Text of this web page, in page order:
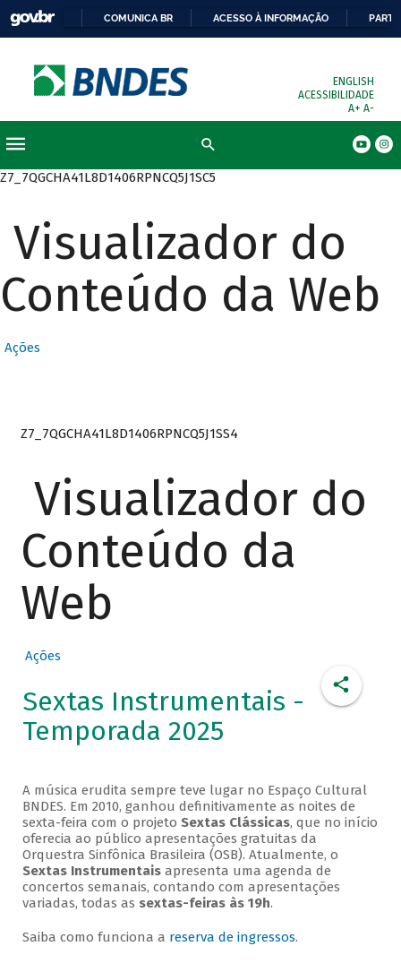
COMUNICA BR ACESSO À INFORMAÇÃO
ENGLISH
ACESSIBILIDADE
A+ A-
Z7_7QGCHA41L8D1406RPNCQ5J1SC5
Visualizador do
Conteúdo da Web
Ações
Z7_7QGCHA41L8D1406RPNCQ5J1SS4
Visualizador do
Conteúdo da
Web
Ações
Sextas Instrumentais -
Temporada 2025
A música erudita sempre teve lugar no Espaço Cultural
BNDES. Em 2010, ganhou definitivamente as noites de
sexta-feira com o projeto Sextas Clássicas, que no início
oferecia ao público apresentações gratuitas da
Orquestra Sinfônica Brasileira (OSB). Atualmente, o
Sextas Instrumentaisapresenta uma agenda de
concertos semanais, contando com apresentações
variadas, todas as sextas-feiras às 19h.
Saiba como funciona a reserva de ingressos.